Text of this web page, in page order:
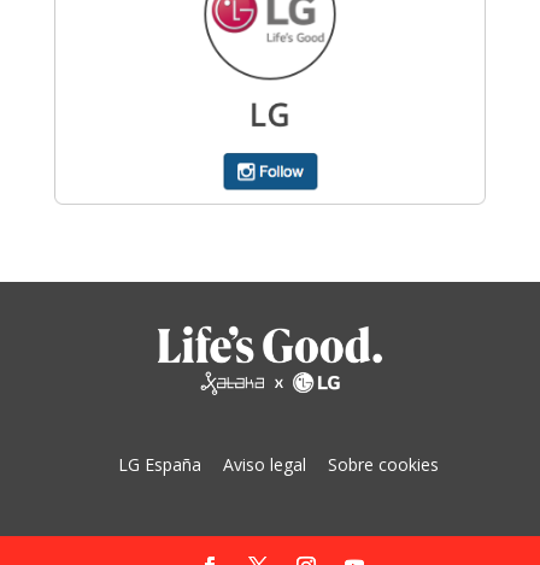
LG España Aviso legal Sobre cookies